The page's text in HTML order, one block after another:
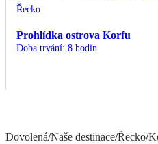
Řecko
Prohlídka ostrova Korfu
Doba trvání: 8 hodin
Dovolená/Naše destinace/Řecko/